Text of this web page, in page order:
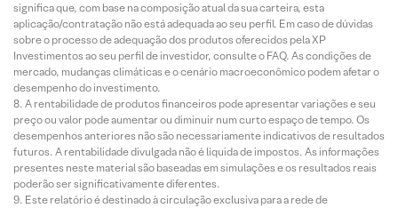
significa que, com base na composição atual da sua carteira, esta
aplicação/contratação não está adequada ao seu perfil. Em caso de dúvidas
sobre o processo de adequação dos produtos oferecidos pela XP
Investimentos ao seu perfil de investidor, consulte o FAQ. As condições de
mercado, mudanças climáticas e o cenário macroeconômico podem afetar o
desempenho do investimento.
A rentabilidade de produtos financeiros pode apresentar variações e seu
preço ou valor pode aumentar ou diminuir num curto espaço de tempo. Os
desempenhos anteriores não são necessariamente indicativos de resultados
futuros. A rentabilidade divulgada não é líquida de impostos. As informações
presentes neste material são baseadas em simulações e os resultados reais
poderão ser significativamente diferentes.
Este relatório é destinado à circulação exclusiva para a rede de